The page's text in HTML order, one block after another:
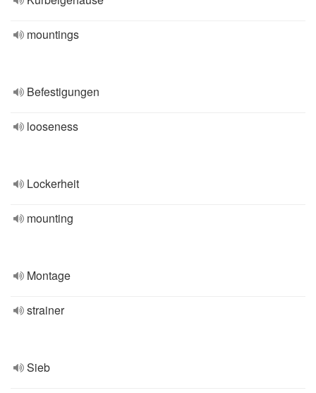
mountings
Befestigungen
looseness
Lockerheit
mounting
Montage
strainer
Sieb